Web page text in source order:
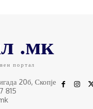
.мк
портал
20б, Скопје
815